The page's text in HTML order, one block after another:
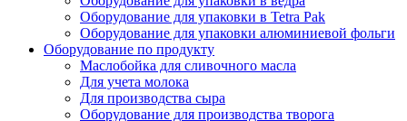
Оборудование для упаковки в Tetra Pak
Оборудование для упаковки алюминиевой фольги
Оборудование по продукту
Маслобойка для сливочного масла
Для учета молока
Для производства сыра
Оборудование для производства творога